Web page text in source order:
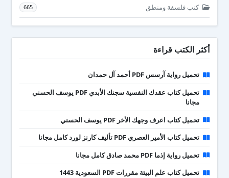
كتب فلسفة ومنطق 665
أكثر الكتب قراءة
تحميل رواية آرسس PDF أحمد آل حمدان
تحميل كتاب عقدك النفسية سجنك الأبدي PDF يوسف الحسني
مجانا
تحميل كتاب اعرف وجهك الأخر PDF يوسف الحسني
تحميل كتاب الأمير العصري PDF تأليف كارنز لورد كامل مجانا
تحميل رواية إذما PDF محمد صادق كامل مجانا
تحميل كتاب علم البيئة مقررات PDF السعودية 1443